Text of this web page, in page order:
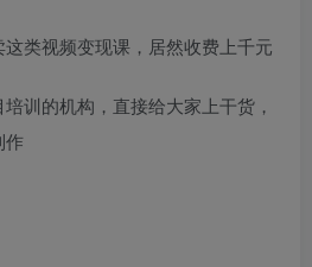
类视频变现课，居然收费上千元
训的机构，直接给大家上干货，
作